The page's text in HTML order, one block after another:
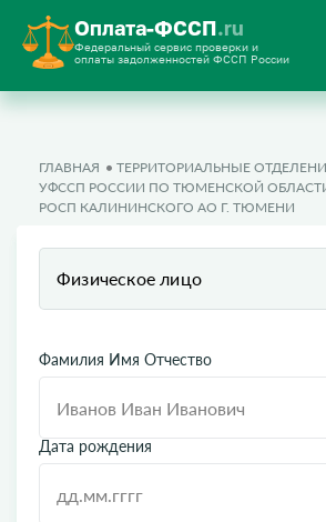
Оплата-ФССП.ru
Федеральный сервис проверки и
оплаты задолженностей ФССП России
ГЛАВНАЯ
ТЕРРИТОРИАЛЬНЫЕ
УФССП РОССИИ ПО ТЮМЕНСКОЙ
РОСП КАЛИНИНСКОГО АО Г. ТЮМЕНИ
Физическое лицо
Фамилия Имя Отчество
Дата рождения